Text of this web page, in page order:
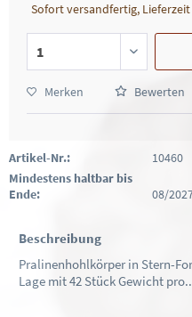
Sofort versandfertig, Lieferzeit
Merken Bewerten
Artikel-Nr.:
10460
Mindestens haltbar bis
Ende:
08/
Beschreibung
Pralinenhohlkörper in Stern-
Lage mit 42 Stück Gewicht